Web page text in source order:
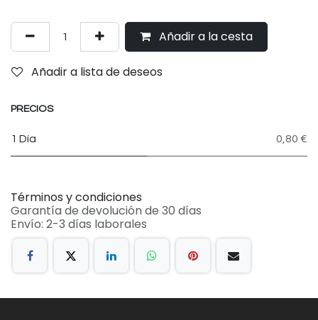
Añadir a la cesta
Añadir a lista de deseos
PRECIOS
1 Día 0,80 €
Términos y condiciones
Garantía de devolución de 30 días
Envío: 2-3 días laborales